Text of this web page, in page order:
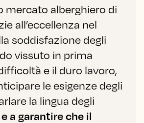
mercato alberghiero di
all’eccellenza nel
soddisfazione degli
vissuto in prima
e il duro lavoro,
le esigenze degli
la lingua degli
e a garantire che il